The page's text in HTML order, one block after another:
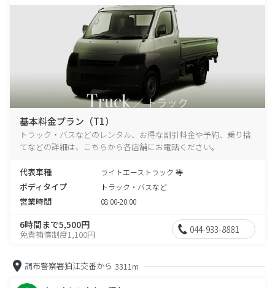
基本料金プラン（T1）
トラック・バスなどのレンタル、お得な割引料金や予約、乗り捨
てなどの詳細は、こちらから各店舗にお電話ください。
代表車種 ライトエーストラック 等
ボディタイプ トラック・バスなど
営業時間 08:00-20:00
6時間まで5,500円
免責補償制度1,100円 044-933-8881
調布警察署狛江交番から 3311m